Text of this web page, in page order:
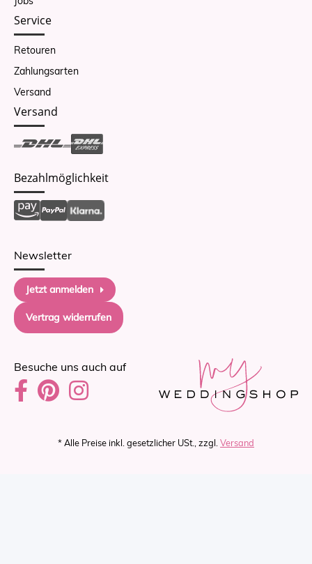
Service
Retouren
Zahlungsarten
Versand
Versand
Bezahlmöglichkeit
Newsletter
Jetzt anmelden
Vertrag widerrufen
Besuche uns auch auf
* Alle Preise inkl. gesetzlicher USt., zzgl. Versand